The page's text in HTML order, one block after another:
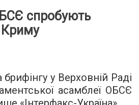
спробують
Криму
у Верховній Раді
асамблеї ОБСЄ